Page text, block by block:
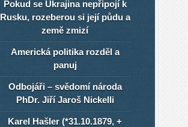
Pokud se Ukrajina nepřipojí k
Rusku, rozeberou si její půdu a
země zmizí
Americká politika rozděl a
panuj
Odbojáři – svědomí národa
PhDr. Jiří Jaroš Nickelli
Karel Hašler (*31.10.1879, +